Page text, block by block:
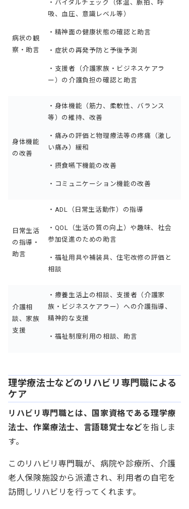
病状の観
察・助言
・バイタルチェック（体温、脈拍、呼
吸、血圧、意識レベル等）
・精神面の健康状態の確認と助言
・症状の再発予防と予後予測
・支援者（介護家族・ビジネスケアラ
ー）の介護負担の確認と助言
身体機能
の改善
・身体機能（筋力、柔軟性、バランス
等）の維持、改善
・痛みの評価と物理療法等の疼痛（激し
い痛み）緩和
・摂食嚥下機能の改善
・コミュニケーション機能の改善
日常生活
の指導・
助言
・ADL（日常生活動作）の指導
・QOL（生活の質の向上）や趣味、社会
参加促進のための助言
・福祉用具や補装具、住宅改修の評価と
相談
介護相
談、家族
支援
・療養生活上の相談、支援者（介護家
族・ビジネスケアラー）への介護指導、
精神的な支援
・福祉制度利用の相談、助言
理学療法士などのリハビリ専門職による
ケア
リハビリ専門職とは、国家資格である理学療
法士、作業療法士、言語聴覚士などを指しま
す。
このリハビリ専門職が、病院や診療所、介護
老人保険施設から派遣され、利用者の自宅を
訪問しリハビリを行ってくれます。